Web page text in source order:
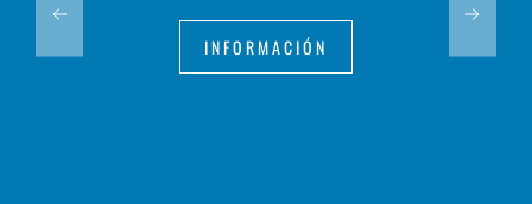
INFORMACIÓN